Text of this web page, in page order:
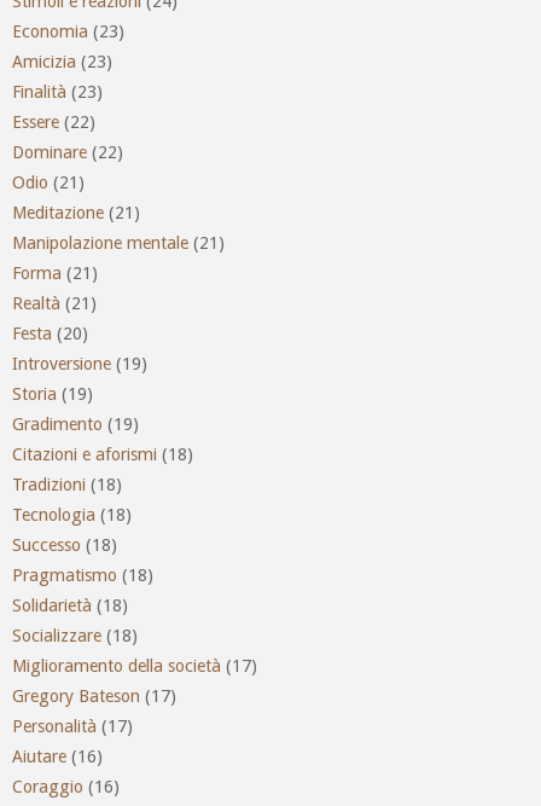
Economia (23)
Amicizia (23)
Finalità (23)
Essere (22)
Dominare (22)
Odio (21)
Meditazione (21)
Manipolazione mentale (21)
Forma (21)
Realtà (21)
Festa (20)
Introversione (19)
Storia (19)
Gradimento (19)
Citazioni e aforismi (18)
Tradizioni (18)
Tecnologia (18)
Successo (18)
Pragmatismo (18)
Solidarietà (18)
Socializzare (18)
Miglioramento della società (17)
Gregory Bateson (17)
Personalità (17)
Aiutare (16)
Coraggio (16)